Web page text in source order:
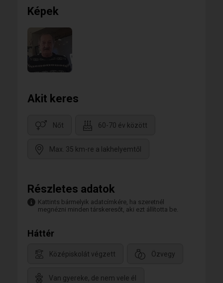
Képek
Akit keres
Nőt 60-70 év között
Max. 35 km-re a lakhelyemtől
Részletes adatok
Kattints bármelyik adatcímkére, ha szeretnél
megnézni minden társkeresőt, aki ezt állította be.
Háttér
Középiskolát végzett Özvegy
Van gyereke, de nem vele él